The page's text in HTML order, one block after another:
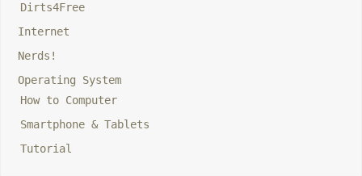
Dirts4Free
Internet
Nerds!
Operating System
How to Computer
Smartphone & Tablets
Tutorial